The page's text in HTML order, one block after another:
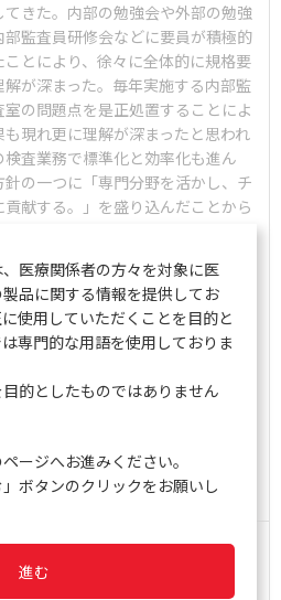
てきた。内部の勉強会や外部の勉強
部監査員研修会などに要員が積極的
ことにより、徐々に全体的に規格要
解が深まった。毎年実施する内部監
の問題点を是正処置することによ
も現れ更に理解が深まったと思われ
検査業務で標準化と効率化も進ん
針の一つに「専門分野を活かし、チ
貢献する。」を盛り込んだことから
は厚生労働省より「国際共同治験
験をはじめとした治験又は臨床研
実施している医療機関では、当該
査精度を確保するため、ISO1518
究中核病院の施設要件に盛り込ま
り多くの施設にとって認定取得が
てきた。当院の8年間の認定取得維
、セミナーでは課題についても触
。
(平成26年度 日臨技中四国
医学検査学会[第47回])の様
医療関係者の方々を対象に医
品に関する情報を提供してお
使用していただくことを目的と
専門的な用語を使用しておりま
的としたものではありません
ージへお進みください。
」ボタンのクリックをお願いし
進む